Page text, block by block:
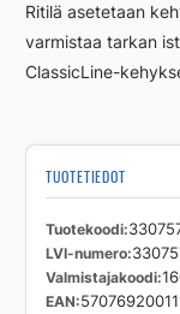
määrä
Ritilä asetetaan
varmistaa tarkan
ClassicLine-
TUOTETIEDOT
Tuotekoodi
LVI-numero
Valmistajakoodi
EAN